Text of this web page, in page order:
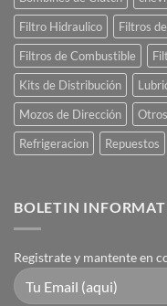
Filtro Hidraulico
Filtros
Filtros de Combustible
Kits de Distribución
Mozos de Dirección
Otros
Refrigeracion
Repuestos
BOLETIN
Registrate y mantente en